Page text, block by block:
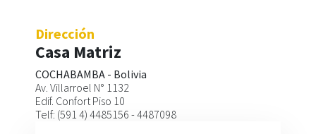
Dirección
Casa Matriz
COCHABAMBA - Bolivia
Av. Villarroel N° 1132
Edif. Confort Piso 10
Telf: (591 4) 4485156 - 4487098
Dirección
Sucursal
SANTA CRUZ - BOLIVIA
Calle Libertad esq. Cañada Strongest
Edif. Plaza Libertad - Of. 234
Telf: (591 3) 3303796